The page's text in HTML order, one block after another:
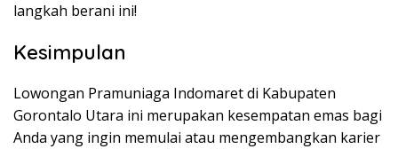
langkah berani ini!
Kesimpulan
Lowongan Pramuniaga Indomaret di Kabupaten
Gorontalo Utara ini merupakan kesempatan emas bagi
Anda yang ingin memulai atau mengembangkan karier